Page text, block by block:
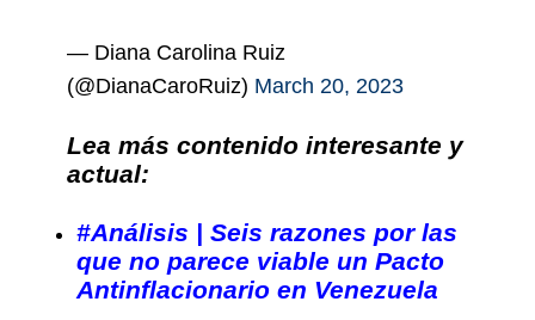
— Diana Carolina Ruiz
(@DianaCaroRuiz) March 20, 2023
Lea más contenido interesante y
actual:
#Análisis | Seis razones por las
que no parece viable un Pacto
Antinflacionario en Venezuela